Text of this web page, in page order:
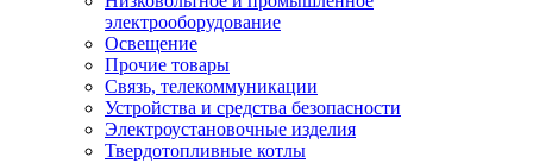
электрооборудование
Освещение
Прочие товары
Связь, телекоммуникации
Устройства и средства безопасности
Электроустановочные изделия
Твердотопливные котлы